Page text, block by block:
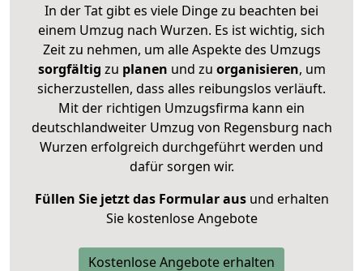
In der Tat gibt es viele Dinge zu beachten bei
einem Umzug nach Wurzen. Es ist wichtig, sich
Zeit zu nehmen, um alle Aspekte des Umzugs
sorgfältig zu planen und zu organisieren, um
sicherzustellen, dass alles reibungslos verläuft.
Mit der richtigen Umzugsfirma kann ein
deutschlandweiter Umzug von Regensburg nach
Wurzen erfolgreich durchgeführt werden und
dafür sorgen wir.
Füllen Sie jetzt das Formular ausund erhalten
Sie kostenlose Angebote
Kostenlose Angebote erhalten